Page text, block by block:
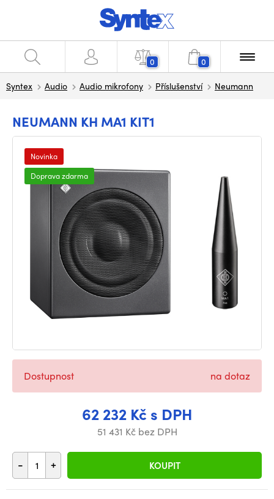
0 0
Syntex Audio Audio mikrofony Příslušenství Neumann
NEUMANN KH MA1 KIT1
Novinka
Doprava zdarma
62 232 Kč s DPH
51 431 Kč bez DPH
- + KOUPIT
Dostupnost na dotaz